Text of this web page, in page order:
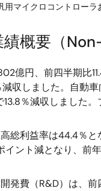
マイクロコントロー
概要（
億円、前四半期比
収しました。自動
％減収しました
総利益率は44.4％と
ント減となり、前
費（R&D）は、